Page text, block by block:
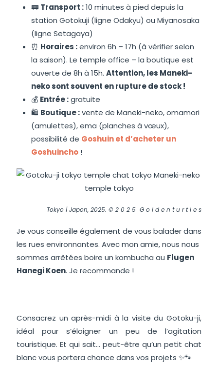
🚃 Transport :10 minutes à pied depuis la
station Gotokuji (ligne Odakyu) ou Miyanosaka
(ligne Setagaya)
⏰ Horaires :environ 6h – 17h (à vérifier selon
la saison). Le temple office – la boutique est
ouverte de 8h à 15h. Attention, les Maneki-
neko sont souvent en rupture de stock !
💰 Entrée :gratuite
🛍️ Boutique :vente de Maneki-neko, omamori
(amulettes), ema (planches à vœux),
possibilité de Goshuin et d’acheter un
Goshuincho !
Tokyo | Japon, 2025. © 2 0 2 5 G o l d e n t u r t l e s
Je vous conseille également de vous balader dans
les rues environnantes. Avec mon amie, nous nous
sommes arrêtées boire un kombucha au Flugen
Hanegi Koen. Je recommande !
Consacrez un après-midi à la visite du Gotoku-ji,
idéal pour s’éloigner un peu de l’agitation
touristique. Et qui sait… peut-être qu’un petit chat
blanc vous portera chance dans vos projets ✨🐾